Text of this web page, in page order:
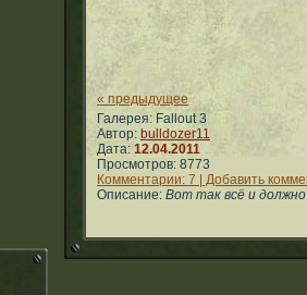
« предыдущее
Галерея: Fallout 3
Автор: bulldozer11
Дата: 12.04.2011
Просмотров: 8773
Комментарии: 7 | Добавить
Описание: Вот так всё и